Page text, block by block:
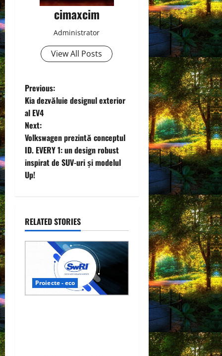
cimaxcim
Administrator
View All Posts
P
o
s
t
n
v
i
t
Previous:
Kia dezvăluie designul exterior
al EV4
Next:
Volkswagen prezintă conceptul
ID. EVERY 1: un design robust
inspirat de SUV-uri și modelul
Up!
RELATED STORIES
Proiecte - eco